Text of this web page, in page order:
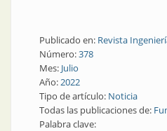
Publicado en: Revista
Número:378
Mes: Julio
Año:2022
Tipo de artículo: Noticia
Todas las publicaciones de:
Palabra clave: